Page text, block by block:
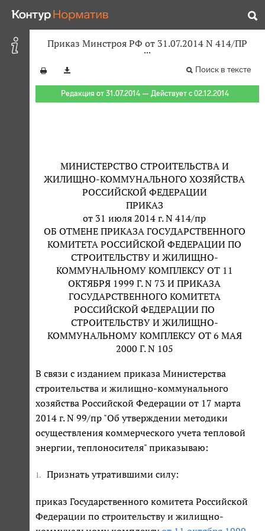
Приказ Минстроя РФ от 31.07.2014 N 414/ПР
Поиск в тексте
Редакция от 31.07.2014 — Действует с 02.12.2014
МИНИСТЕРСТВО СТРОИТЕЛЬСТВА И
ЖИЛИЩНО-КОММУНАЛЬНОГО ХОЗЯЙСТВА
РОССИЙСКОЙ ФЕДЕРАЦИИ
ПРИКАЗ
от 31 июля 2014 г. N 414/пр
ОБ ОТМЕНЕ ПРИКАЗА ГОСУДАРСТВЕННОГО
КОМИТЕТА РОССИЙСКОЙ ФЕДЕРАЦИИ ПО
СТРОИТЕЛЬСТВУ И ЖИЛИЩНО-
КОММУНАЛЬНОМУ КОМПЛЕКСУ ОТ 11
ОКТЯБРЯ 1999 Г. N 73 И ПРИКАЗА
ГОСУДАРСТВЕННОГО КОМИТЕТА
РОССИЙСКОЙ ФЕДЕРАЦИИ ПО
СТРОИТЕЛЬСТВУ И ЖИЛИЩНО-
КОММУНАЛЬНОМУ КОМПЛЕКСУ ОТ 6 МАЯ
2000 Г. N 105
В связи с изданием приказа Министерства
строительства и жилищно-коммунального
хозяйства Российской Федерации от 17 марта
2014 г. N 99/пр "Об утверждении методики
осуществления коммерческого учета тепловой
энергии, теплоносителя" приказываю:
1. Признать утратившими силу:
приказ Государственного комитета Российской
Федерации по строительству и жилищно-